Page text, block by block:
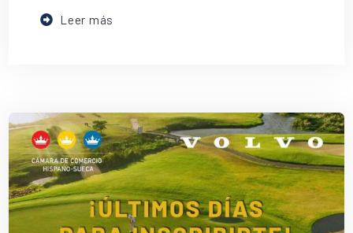
Leer más